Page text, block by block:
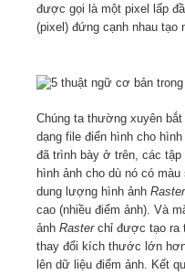
được gọi là một pixel lấp
(pixel) đứng cạnh nhau tạo
Chúng ta thường xuyên bắt
dạng file điển hình cho hình
đã trình bày ở trên, các tập
hình ảnh cho dù nó có
dung lượng hình ảnh Raster
cao (nhiều điểm ảnh). Và
ảnh Raster chỉ được tạo ra
thay đổi kích thước lớn
lên dữ liệu điểm ảnh. Kết